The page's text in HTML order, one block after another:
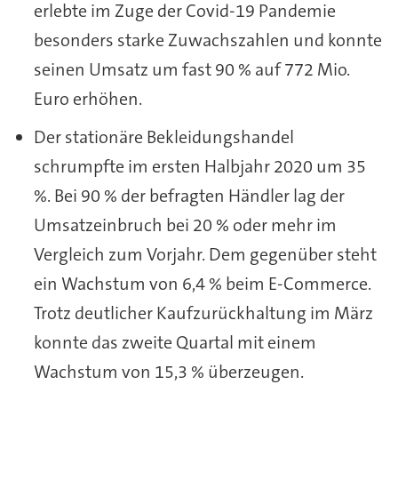
erlebte im Zuge der Covid-19 Pandemie
besonders starke Zuwachszahlen und konnte
seinen Umsatz um fast 90 % auf 772 Mio.
Euro erhöhen.
Der stationäre Bekleidungshandel
schrumpfte im ersten Halbjahr 2020 um 35
%. Bei 90 % der befragten Händler lag der
Umsatzeinbruch bei 20 % oder mehr im
Vergleich zum Vorjahr. Dem gegenüber steht
ein Wachstum von 6,4 % beim E-Commerce.
Trotz deutlicher Kaufzurückhaltung im März
konnte das zweite Quartal mit einem
Wachstum von 15,3 % überzeugen.